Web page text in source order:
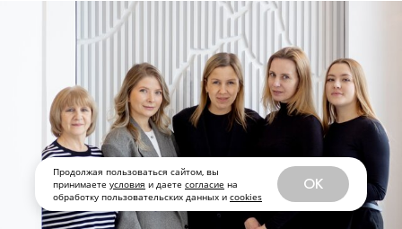
Продолжая пользоваться сайтом, вы
принимаете условия и даете согласие на
обработку пользовательских данных и cookies
OK